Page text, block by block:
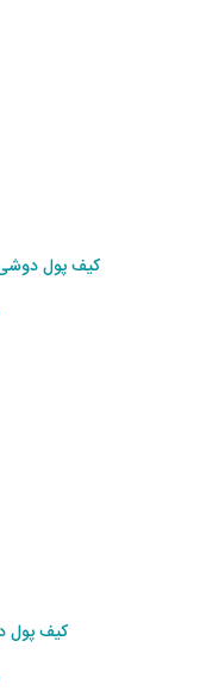
کیف پول دوشی
کیف پول